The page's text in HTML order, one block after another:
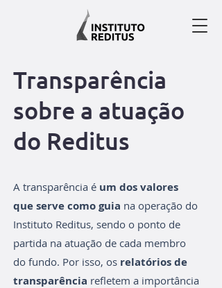
Transparência
sobre a atuação
do Reditus
A transparência é um dos valores
que serve como guia na operação do
Instituto Reditus, sendo o ponto de
partida na atuação de cada membro
do fundo. Por isso, os relatórios de
transparência refletem a importância